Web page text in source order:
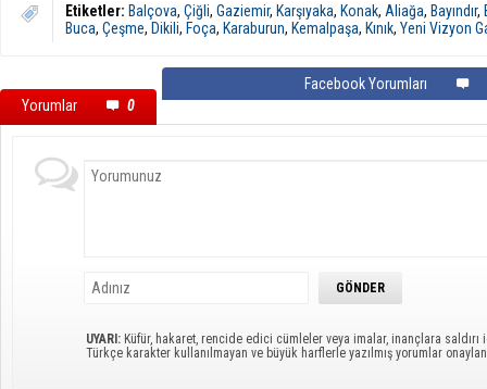
Etiketler: Balçova, Çiğli, Gaziemir, Karşıyaka, Konak, Aliağa, Bayındır,
Buca, Çeşme, Dikili, Foça, Karaburun, Kemalpaşa, Kınık, Yeni Vizyon
Yorumlar 0
Facebook Yorumları
UYARI: Küfür, hakaret, rencide edici cümleler veya imalar, inançlara saldırı
Türkçe karakter kullanılmayan ve büyük harflerle yazılmış yorumlar